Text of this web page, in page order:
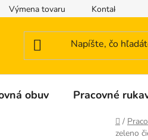
Výmena tovaru Kontakty
obuv Pracovné
Domov
/
zeleno